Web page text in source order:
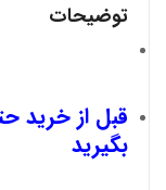
توضیحات
قبل از خرید
بگیرید